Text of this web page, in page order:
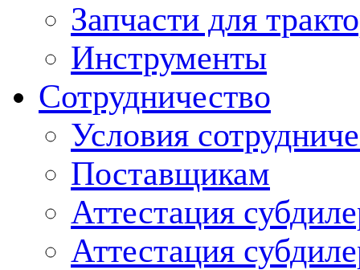
Запчасти для
Инструменты
Сотрудничество
Условия
Поставщикам
Аттестация
Аттестация